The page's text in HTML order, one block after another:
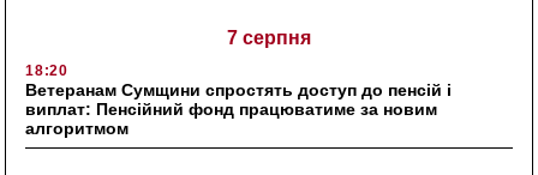
7 серпня
18:20
Ветеранам Сумщини спростять доступ до пенсій і
виплат: Пенсійний фонд працюватиме за новим
алгоритмом